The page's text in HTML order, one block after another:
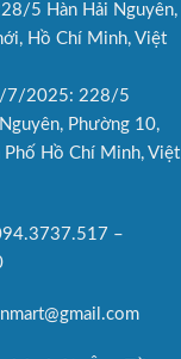
5 Hàn Hải Nguyên,
Hồ Chí Minh, Việt
7/2025: 228/5
Phường 10,
Phố Hồ Chí Minh, Việt
–